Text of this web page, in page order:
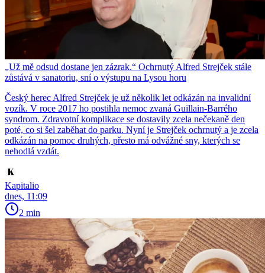
„Už mě odsud dostane jen zázrak.“ Ochrnutý Alfred Strejček stále
zůstává v sanatoriu, sní o výstupu na Lysou horu
Český herec Alfred Strejček je už několik let odkázán na invalidní
vozík. V roce 2017 ho postihla nemoc zvaná Guillain-Barrého
syndrom. Zdravotní komplikace se dostavily zcela nečekaně den
poté, co si šel zaběhat do parku. Nyní je Strejček ochrnutý a je zcela
odkázán na pomoc druhých, přesto má odvážné sny, kterých se
nehodlá vzdát.
Kapitalio
dnes, 11:09
2 min